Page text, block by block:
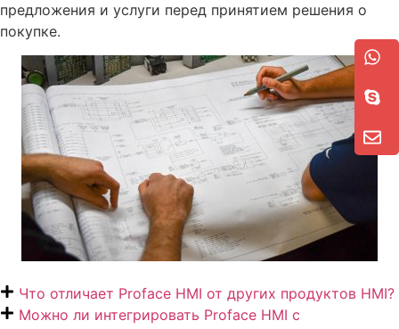
предложения и услуги перед принятием решения о
покупке.
Что отличает Proface HMI от других продуктов HMI?
Можно ли интегрировать Proface HMI с